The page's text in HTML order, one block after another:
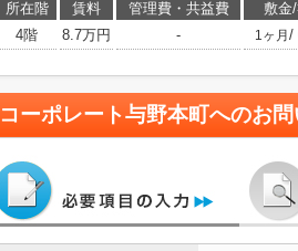
所在階 賃料 管理費・共益費 敷金
4階
8.7万円 - 1ヶ月 /
コーポレート与野本町へのお